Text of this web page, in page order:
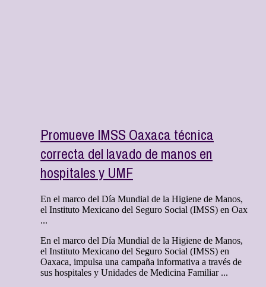
Promueve IMSS Oaxaca técnica
correcta del lavado de manos en
hospitales y UMF
En el marco del Día Mundial de la Higiene de Manos,
el Instituto Mexicano del Seguro Social (IMSS) en Oax
...
En el marco del Día Mundial de la Higiene de Manos,
el Instituto Mexicano del Seguro Social (IMSS) en
Oaxaca, impulsa una campaña informativa a través de
sus hospitales y Unidades de Medicina Familiar ...